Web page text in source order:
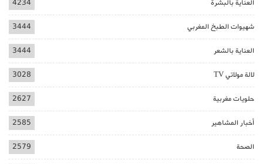
العناية بالبشرة 4234
شهيوات الطبخ المغربي 3444
العناية بالشعر 3444
لالة مولاتي TV 3028
حلويات مغربية 2627
أخبار المشاهير 2585
الصحة 2579